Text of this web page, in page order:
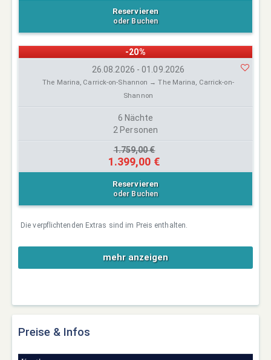
Reservieren
oder Buchen
-20%
26.08.2026 - 01.09.2026
The Marina, Carrick-on-Shannon → The Marina, Carrick-on-
Shannon
6 Nächte
2 Personen
1.759,00 €
1.399,00 €
Reservieren
oder Buchen
Die verpflichtenden Extras sind im Preis enthalten.
mehr anzeigen
Preise & Infos